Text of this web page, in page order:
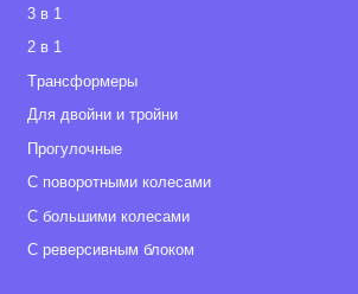
3 в 1
2 в 1
Tрансформеры
Для двойни и тройни
Прогулочные
С поворотными колесами
С большими колесами
С реверсивным блоком